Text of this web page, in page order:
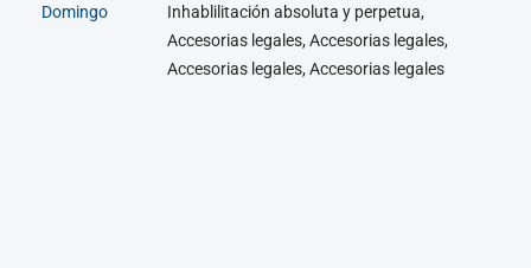
Domingo
Inhablilitación absoluta y perpetua,
Accesorias legales, Accesorias legales,
Accesorias legales, Accesorias legales